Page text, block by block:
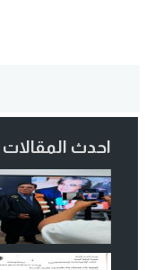
احدث المقالات